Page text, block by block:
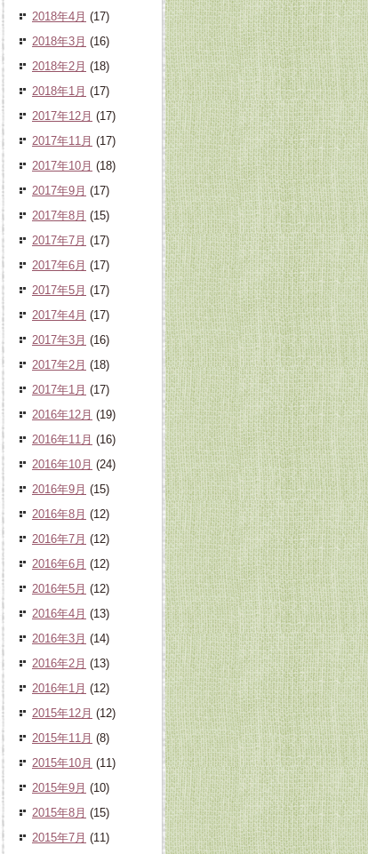
2018年4月 (17)
2018年3月 (16)
2018年2月 (18)
2018年1月 (17)
2017年12月 (17)
2017年11月 (17)
2017年10月 (18)
2017年9月 (17)
2017年8月 (15)
2017年7月 (17)
2017年6月 (17)
2017年5月 (17)
2017年4月 (17)
2017年3月 (16)
2017年2月 (18)
2017年1月 (17)
2016年12月 (19)
2016年11月 (16)
2016年10月 (24)
2016年9月 (15)
2016年8月 (12)
2016年7月 (12)
2016年6月 (12)
2016年5月 (12)
2016年4月 (13)
2016年3月 (14)
2016年2月 (13)
2016年1月 (12)
2015年12月 (12)
2015年11月 (8)
2015年10月 (11)
2015年9月 (10)
2015年8月 (15)
2015年7月 (11)